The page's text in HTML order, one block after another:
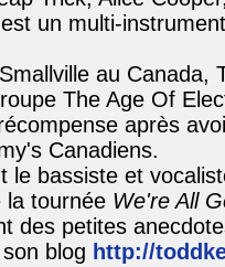
un multi-
au Canada,
The Age Of
après
Canadiens.
le bassiste et
la tournée We're All
des petites
blog http://